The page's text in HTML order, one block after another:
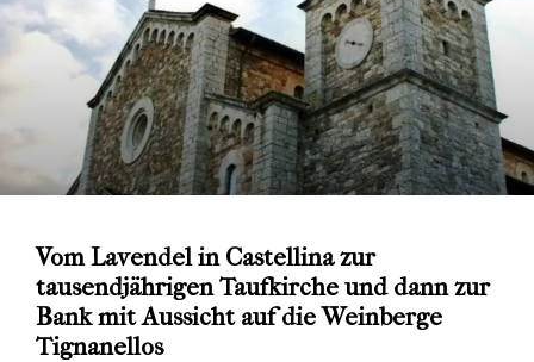
Vom Lavendel in Castellina zur
tausendjährigen Taufkirche und dann zur
Bank mit Aussicht auf die Weinberge
Tignanellos